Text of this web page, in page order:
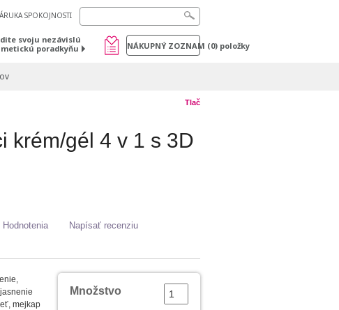
SPOKOJNOSTI
svoju nezávislú
poradkyňu
NÁKUPNÝ ZOZNAM (0) položky
Tlač
krém/gél 4 v 1 s 3D
Hodnotenia Napísať recenziu
Množstvo
mejkap